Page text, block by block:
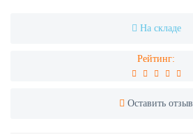
На складе
Рейтинг:
Оставить отзыв